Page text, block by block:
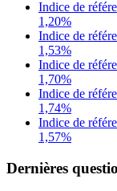
Indice de
1,20%
Indice de
1,53%
Indice de
1,70%
Indice de
1,74%
Indice de
1,57%
Dernières